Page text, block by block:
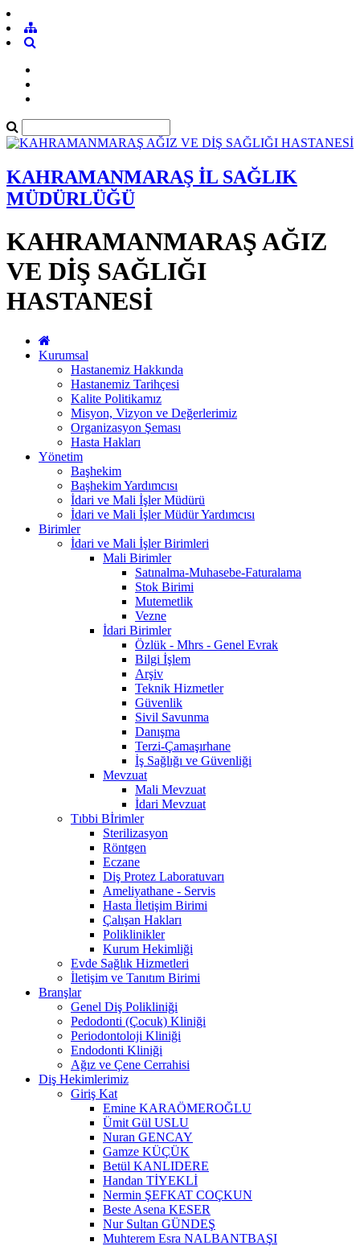
KAHRAMANMARAŞ İL SAĞLIK
MÜDÜRLÜĞÜ
KAHRAMANMARAŞ AĞIZ
VE DİŞ SAĞLIĞI
HASTANESİ
Kurumsal
Hastanemiz Hakkında
Hastanemiz Tarihçesi
Kalite Politikamız
Misyon, Vizyon ve Değerlerimiz
Organizasyon Şeması
Hasta Hakları
Yönetim
Başhekim
Başhekim Yardımcısı
İdari ve Mali İşler Müdürü
İdari ve Mali İşler Müdür Yardımcısı
Birimler
İdari ve Mali İşler Birimleri
Mali Birimler
Satınalma-Muhasebe-Faturalama
Stok Birimi
Mutemetlik
Vezne
İdari Birimler
Özlük - Mhrs - Genel Evrak
Bilgi İşlem
Arşiv
Teknik Hizmetler
Güvenlik
Sivil Savunma
Danışma
Terzi-Çamaşırhane
İş Sağlığı ve Güvenliği
Mevzuat
Mali Mevzuat
İdari Mevzuat
Tıbbi Bİrimler
Sterilizasyon
Röntgen
Eczane
Diş Protez Laboratuvarı
Ameliyathane - Servis
Hasta İletişim Birimi
Çalışan Hakları
Poliklinikler
Kurum Hekimliği
Evde Sağlık Hizmetleri
İletişim ve Tanıtım Birimi
Branşlar
Genel Diş Polikliniği
Pedodonti (Çocuk) Kliniği
Periodontoloji Kliniği
Endodonti Kliniği
Ağız ve Çene Cerrahisi
Diş Hekimlerimiz
Giriş Kat
Emine KARAÖMEROĞLU
Ümit Gül USLU
Nuran GENCAY
Gamze KÜÇÜK
Betül KANLIDERE
Handan TİYEKLİ
Nermin ŞEFKAT COÇKUN
Beste Asena KESER
Nur Sultan GÜNDEŞ
Muhterem Esra NALBANTBAŞI